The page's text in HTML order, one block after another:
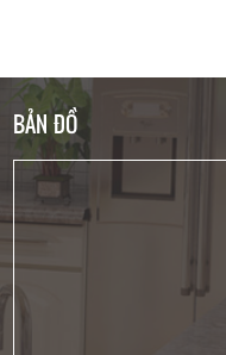
BẢN ĐỒ